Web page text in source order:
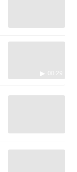
00:29